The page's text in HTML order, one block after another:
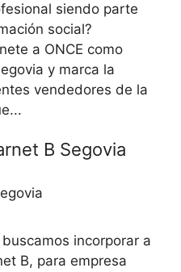
siendo parte
social?
a ONCE como
y marca la
vendedores de la
B Segovia
incorporar a
B, para empresa